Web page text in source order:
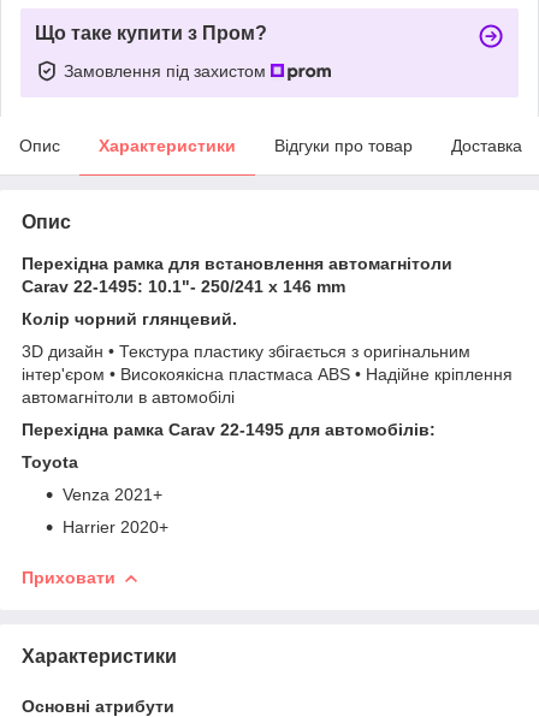
Що таке купити з Пром?
Замовлення під захистом
Опис Характеристики Відгуки про товар Доставка
Опис
Перехідна рамка для встановлення автомагнітоли
Carav 22-1495: 10.1"- 250/241 х 146 mm
Колір чорний глянцевий.
3D дизайн • Текстура пластику збігається з оригінальним
інтер'єром • Високоякісна пластмаса ABS • Надійне кріплення
автомагнітоли в автомобілі
Перехідна рамка Carav 22-1495 для автомобілів:
Toyota
Venza 2021+
Harrier 2020+
Приховати
Характеристики
Основні атрибути